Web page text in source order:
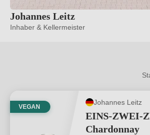
Johannes Leitz
Inhaber & Kellermeister
VEGAN
Johannes Leitz
EINS-ZWEI-
Chardonnay